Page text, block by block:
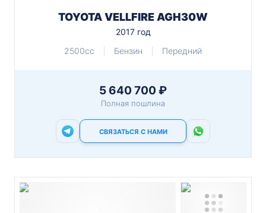
TOYOTA VELLFIRE AGH30W
2017 год
2500cc
Бензин Передний
5 640 700 ₽
Полная пошлина
СВЯЗАТЬСЯ С НАМИ